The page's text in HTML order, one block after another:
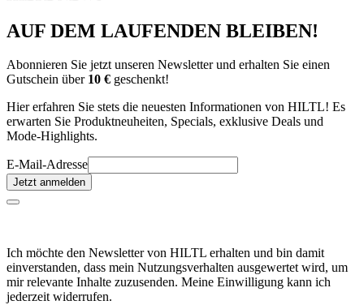
AUF DEM LAUFENDEN BLEIBEN!
Abonnieren Sie jetzt unseren Newsletter und erhalten Sie einen
Gutschein über 10 € geschenkt!
Hier erfahren Sie stets die neuesten Informationen von HILTL! Es
erwarten Sie Produktneuheiten, Specials, exklusive Deals und
Mode-Highlights.
E-Mail-Adresse
Jetzt anmelden
Ich möchte den Newsletter von HILTL erhalten und bin damit
einverstanden, dass mein Nutzungsverhalten ausgewertet wird, um
mir relevante Inhalte zuzusenden. Meine Einwilligung kann ich
jederzeit widerrufen.